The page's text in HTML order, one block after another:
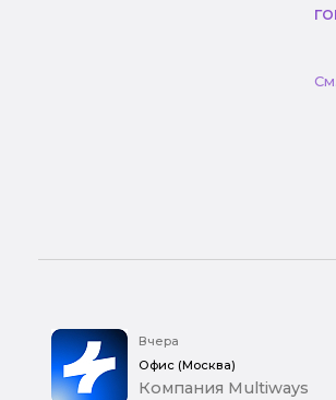
Вчера
Офис (Москва)
Компания Multiways